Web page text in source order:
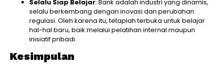
Selalu Siap Belajar: Bank adalah industri yang dinamis,
selalu berkembang dengan inovasi dan perubahan
regulasi. Oleh karena itu, tetaplah terbuka untuk belajar
hal-hal baru, baik melalui pelatihan internal maupun
inisiatif pribadi.
Kesimpulan